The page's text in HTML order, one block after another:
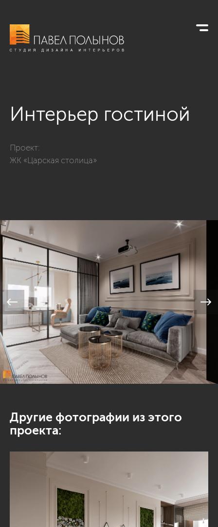
Интерьер гостиной
Проект:
ЖК «Царская столица»
Другие фотографии из этого
проекта: